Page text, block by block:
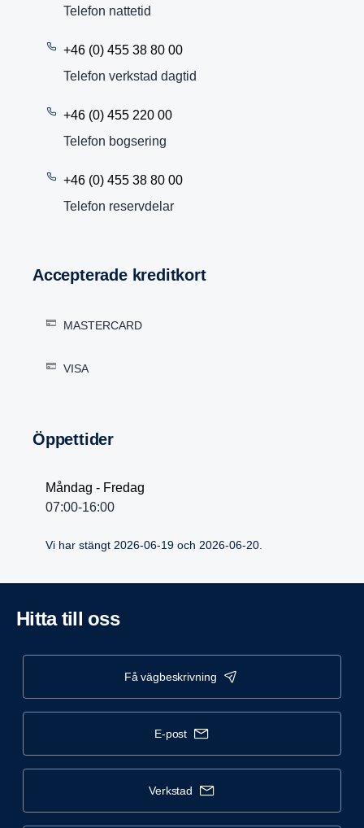
Telefon nattetid
+46 (0) 455 38 80 00
Telefon verkstad dagtid
+46 (0) 455 220 00
Telefon bogsering
+46 (0) 455 38 80 00
Telefon reservdelar
Accep­te­rade kredit­kort
MASTERCARD
VISA
Öppet­tider
Måndag - Fredag
07:00-16:00
Vi har stängt 2026-06-19 och 2026-06-20.
Hitta till oss
få vägbeskrivning
e-post
verkstad